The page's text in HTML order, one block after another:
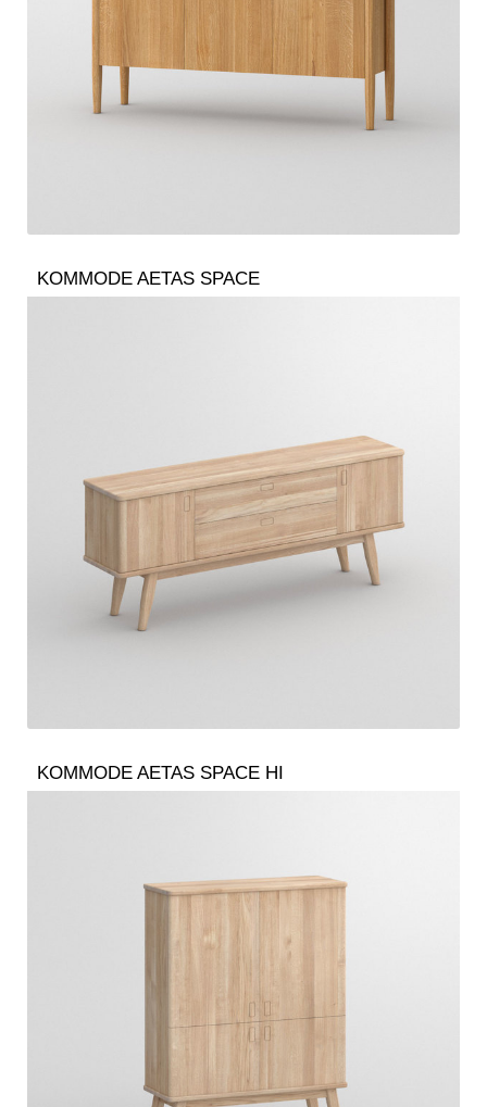
KOMMODE AETAS SPACE
KOMMODE AETAS SPACE HI